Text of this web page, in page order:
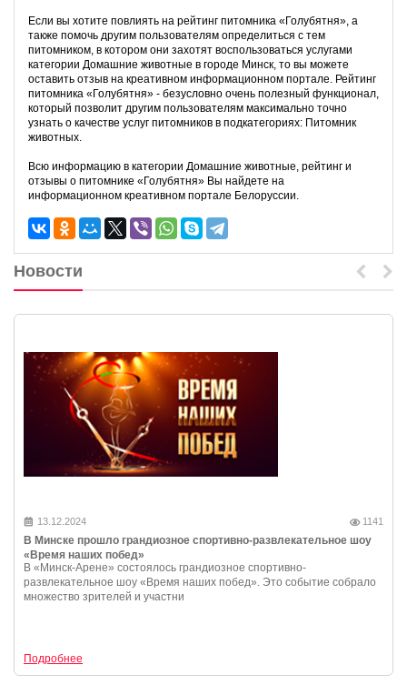
Если вы хотите повлиять на рейтинг питомника «Голубятня», а
также помочь другим пользователям определиться с тем
питомником, в котором они захотят воспользоваться услугами
категории Домашние животные в городе Минск, то вы можете
оставить отзыв на креативном информационном портале. Рейтинг
питомника «Голубятня» - безусловно очень полезный функционал,
который позволит другим пользователям максимально точно
узнать о качестве услуг питомников в подкатегориях: Питомник
животных.
Всю информацию в категории Домашние животные, рейтинг и
отзывы о питомнике «Голубятня» Вы найдете на
информационном креативном портале Белоруссии.
Новости
13.12.2024 1141
В Минске прошло грандиозное спортивно-развлекательное шоу
«Время наших побед»
В «Минск-Арене» состоялось грандиозное спортивно-
развлекательное шоу «Время наших побед». Это событие собрало
множество зрителей и участни
Подробнее